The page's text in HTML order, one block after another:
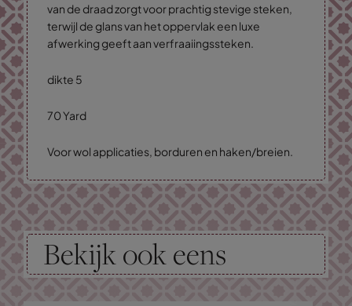
van de draad zorgt voor prachtig stevige steken,
terwijl de glans van het oppervlak een luxe
afwerking geeft aan verfraaiingssteken.
dikte 5
70 Yard
Voor wol applicaties, borduren en haken/breien.
Bekijk ook eens